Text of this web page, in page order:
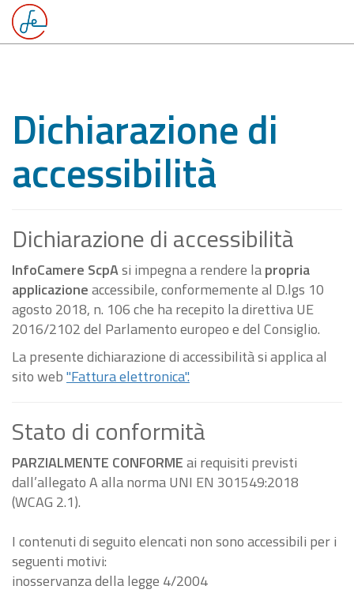
Dichiarazione di
accessibilità
Dichiarazione di accessibilità
InfoCamere ScpAsi impegna a rendere lapropria
applicazioneaccessibile, conformemente al D.lgs 10
agosto 2018, n. 106 che ha recepito la direttiva UE
2016/2102 del Parlamento europeo e del Consiglio.
La presente dichiarazione di accessibilità si applica al
sito web"Fattura elettronica".
Stato di conformità
PARZIALMENTE CONFORMEai requisiti previsti
dall’allegato A alla norma UNI EN 301549:2018
(WCAG 2.1).
I contenuti di seguito elencati non sono accessibili per i
seguenti motivi:
inosservanza della legge 4/2004